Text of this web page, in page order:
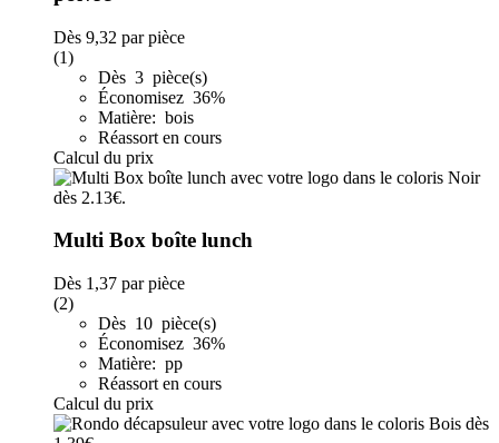
Dès 9,32 par pièce
(1)
Dès 3 pièce(s)
Économisez 36%
Matière: bois
Réassort en cours
Calcul du prix
Multi Box boîte lunch
Dès 1,37 par pièce
(2)
Dès 10 pièce(s)
Économisez 36%
Matière: pp
Réassort en cours
Calcul du prix